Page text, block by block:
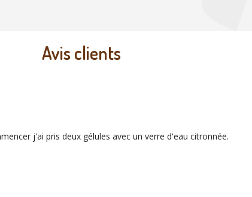
Avis clients
j'ai pris deux gélules avec un verre d'eau citronnée.